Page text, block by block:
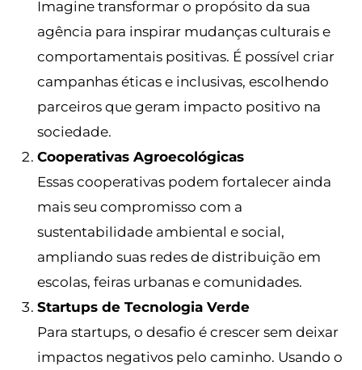
Imagine transformar o propósito da sua
agência para inspirar mudanças culturais e
comportamentais positivas. É possível criar
campanhas éticas e inclusivas, escolhendo
parceiros que geram impacto positivo na
sociedade.
Cooperativas Agroecológicas
Essas cooperativas podem fortalecer ainda
mais seu compromisso com a
sustentabilidade ambiental e social,
ampliando suas redes de distribuição em
escolas, feiras urbanas e comunidades.
Startups de Tecnologia Verde
Para startups, o desafio é crescer sem deixar
impactos negativos pelo caminho. Usando o